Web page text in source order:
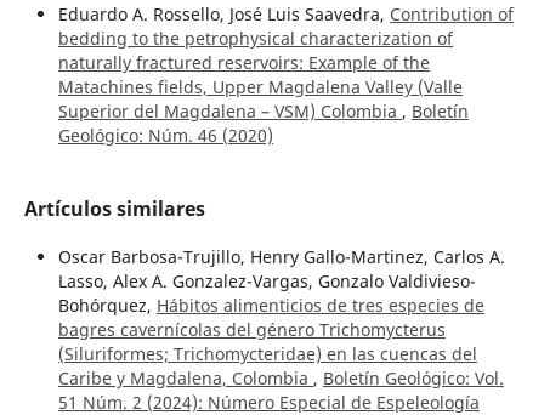
Eduardo A. Rossello, José Luis Saavedra, Contribution of
bedding to the petrophysical characterization of
naturally fractured reservoirs: Example of the
Matachines fields, Upper Magdalena Valley (Valle
Superior del Magdalena – VSM) Colombia , Boletín
Geológico: Núm. 46 (2020)
Artículos similares
Oscar Barbosa-Trujillo, Henry Gallo-Martinez, Carlos A.
Lasso, Alex A. Gonzalez-Vargas, Gonzalo Valdivieso-
Bohórquez, Hábitos alimenticios de tres especies de
bagres cavernícolas del género Trichomycterus
(Siluriformes; Trichomycteridae) en las cuencas del
Caribe y Magdalena, Colombia , Boletín Geológico: Vol.
51 Núm. 2 (2024): Número Especial de Espeleología